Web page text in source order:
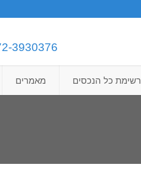
072-3930376 או 052-
רשימת כל הנכסים מאמרים